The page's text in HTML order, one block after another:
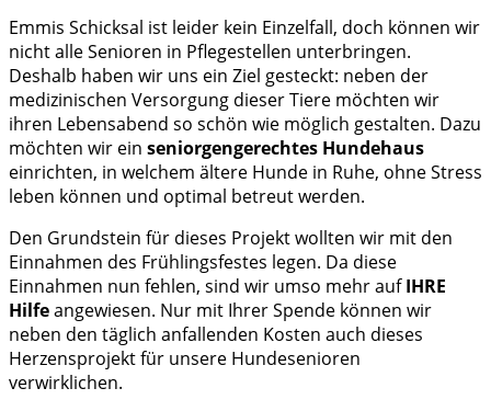
Emmis Schicksal ist leider kein Einzelfall, doch können wir
nicht alle Senioren in Pflegestellen unterbringen.
Deshalb haben wir uns ein Ziel gesteckt: neben der
medizinischen Versorgung dieser Tiere möchten wir
ihren Lebensabend so schön wie möglich gestalten. Dazu
möchten wir ein seniorgengerechtes Hundehaus
einrichten, in welchem ältere Hunde in Ruhe, ohne Stress
leben können und optimal betreut werden.
Den Grundstein für dieses Projekt wollten wir mit den
Einnahmen des Frühlingsfestes legen. Da diese
Einnahmen nun fehlen, sind wir umso mehr aufIHRE
Hilfeangewiesen. Nur mit Ihrer Spende können wir
neben den täglich anfallenden Kosten auch dieses
Herzensprojekt für unsere Hundesenioren
verwirklichen.